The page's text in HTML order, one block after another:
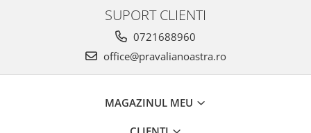
SUPORT CLIENTI
0721688960
office@pravalianoastra.ro
MAGAZINUL MEU